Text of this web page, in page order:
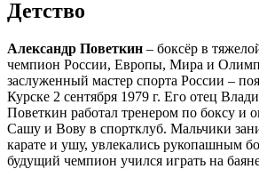
Детство
Александр Поветкин – боксёр в
чемпион России, Европы, Мира и
заслуженный мастер спорта России –
Курске 2 сентября 1979 г. Его отец
Поветкин работал тренером по боксу и
Сашу и Вову в спортклуб. Мальчики
карате и ушу, увлекались рукопашным
будущий чемпион учился играть на